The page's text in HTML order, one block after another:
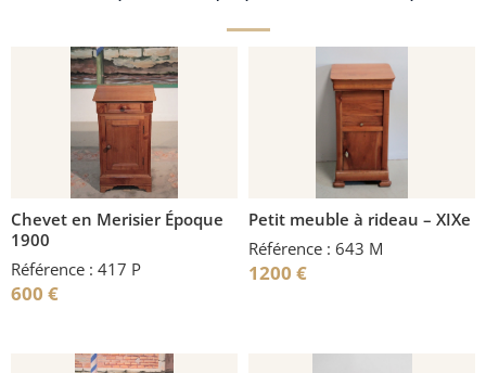
Chevet en Merisier Époque
1900
Référence : 417 P
600 €
Petit meuble à rideau – XIXe
Référence : 643 M
1200 €